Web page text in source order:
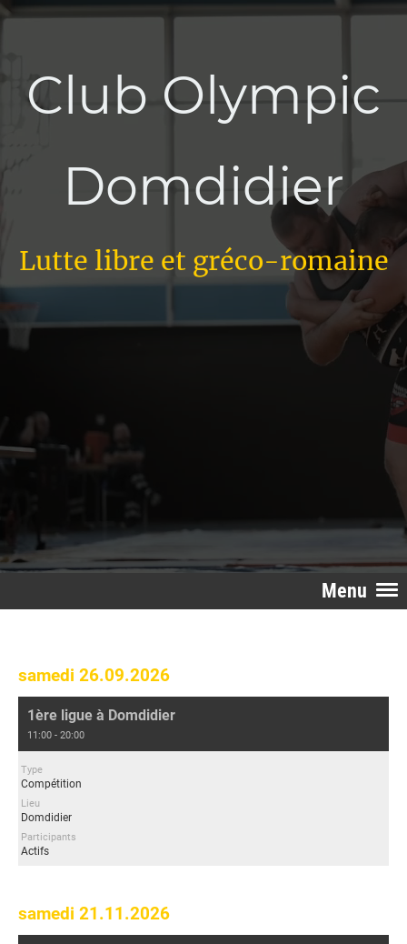
Club Olympic
Domdidier
Lutte libre et gréco-romaine
Menu
samedi 26.09.2026
1ère ligue à Domdidier
11:00 - 20:00
Type
Compétition
Lieu
Domdidier
Participants
Actifs
samedi 21.11.2026